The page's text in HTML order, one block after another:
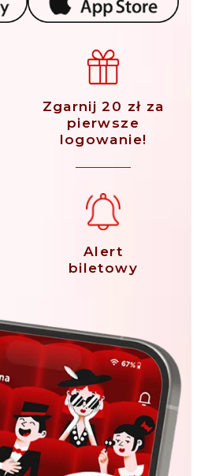
Zgarnij 20 zł za
pierwsze
logowanie!
Alert
biletowy